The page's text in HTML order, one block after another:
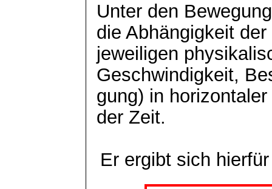
Unter den
die Abhängigkeit der
jeweiligen
Geschwindigkeit,
gung) in
der Zeit.
Er ergibt sich